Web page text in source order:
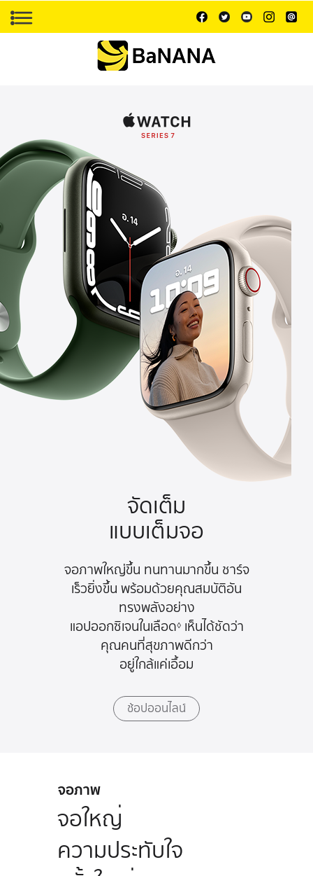
จัดเต็ม
แบบเต็มจอ
จอภาพใหญ่ขึ้น ทนทานมากขึ้น ชาร์จ
เร็วยิ่งขึ้น พร้อมด้วยคุณสมบัติอัน
ทรงพลังอย่าง
แอปออกซิเจนในเลือด◊เห็นได้ชัดว่า
คุณคนที่สุขภาพดีกว่า
อยู่ใกล้แค่เอื้อม
ช้อปออนไลน์
จอภาพ
จอใหญ่
ความประทับใจ